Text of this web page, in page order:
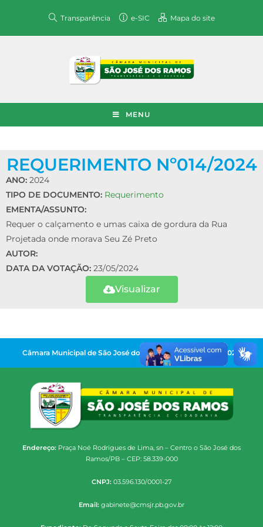
Transparência e-SIC Mapa do site
MENU
REQUERIMENTO Nº014/2024
ANO: 2024
TIPO DE DOCUMENTO: Requerimento
EMENTA/ASSUNTO:
Requer o calçamento e umas caixa de gordura da Rua
Projetada onde morava Seu Zé Preto
AUTOR:
DATA DA VOTAÇÃO: 23/05/2024
Visualizar
Câmara Municipal de São José dos Ramos | Gestão 2025-2028
Endereço: Praça Noé Rodrigues de Lima, sn – Centro o São José dos
Ramos/PB – CEP: 58.339-000
CNPJ: 03.596.130/0001-27
Email: gabinete@cmsjr.pb.gov.br